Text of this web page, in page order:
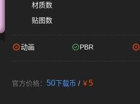
材质数
贴图数
动画 PBR
官方价格： 50下载币 / ￥5